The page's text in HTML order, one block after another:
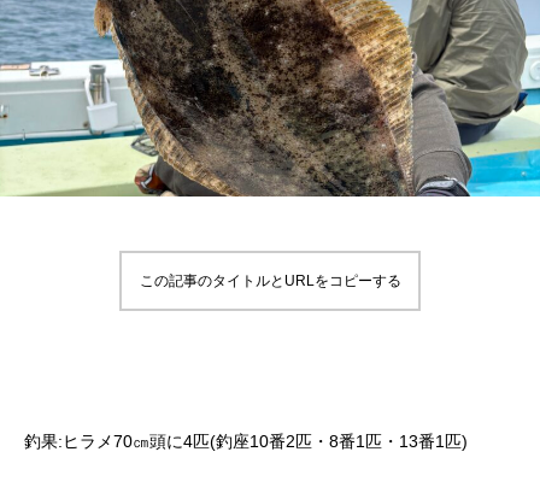
この記事のタイトルとURLをコピーする
釣果:ヒラメ70㎝頭に4匹(釣座10番2匹・8番1匹・13番1匹)